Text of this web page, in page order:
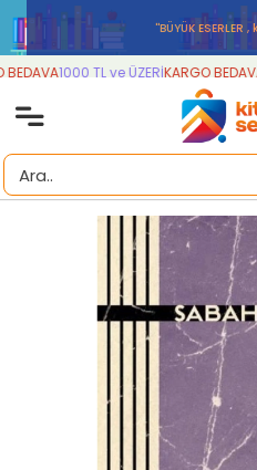
''BÜYÜK
1000 TL ve ÜZERİKARGO BEDAVA